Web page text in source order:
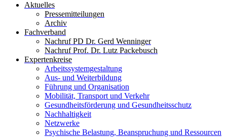
Aktuelles
Pressemitteilungen
Archiv
Fachverband
Nachruf PD Dr. Gerd Wenninger
Nachruf Prof. Dr. Lutz Packebusch
Expertenkreise
Arbeitssystemgestaltung
Aus- und Weiterbildung
Führung und Organisation
Mobilität, Transport und Verkehr
Gesundheitsförderung und Gesundheitsschutz
Nachhaltigkeit
Netzwerke
Psychische Belastung, Beanspruchung und Ressourcen